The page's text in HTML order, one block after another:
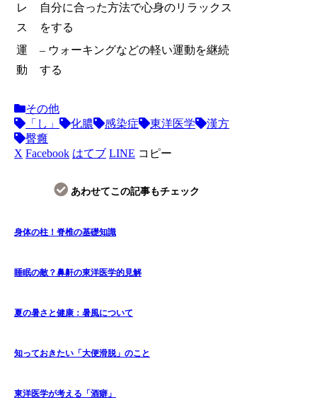
レ
ス
自分に合った方法で心身のリラックス
をする
運
動
– ウォーキングなどの軽い運動を継続
する
その他
「し」
化膿 感染症 東洋医学
漢方
臀癰
X Facebook はてブ LINE コピー
あわせてこの記事もチェック
身体の柱！脊椎の基礎知識
睡眠の敵？鼻鼾の東洋医学的見解
夏の暑さと健康：暑風について
知っておきたい「大便滑脱」のこと
東洋医学が考える「酒癖」